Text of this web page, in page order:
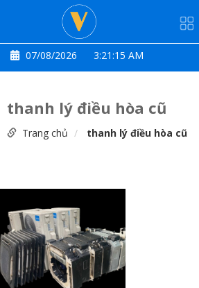
07/08/2026 3:21:15 AM
thanh lý điều hòa cũ
Trang chủ thanh lý điều hòa cũ